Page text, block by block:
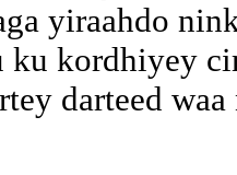
yiraahdo
ku kordhiyey
darteed